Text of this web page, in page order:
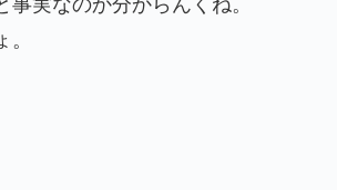
実なのか分からんくね。